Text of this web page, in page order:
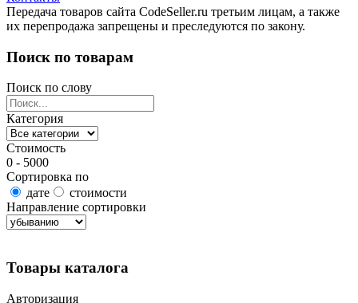
Передача товаров сайта CodeSeller.ru третьим лицам, а также
их перепродажа запрещены и преследуются по закону.
Поиск по товарам
Поиск по слову
Категория
Стоимость
0 - 5000
Сортировка по
дате
стоимости
Направление сортировки
Товары каталога
Авторизация